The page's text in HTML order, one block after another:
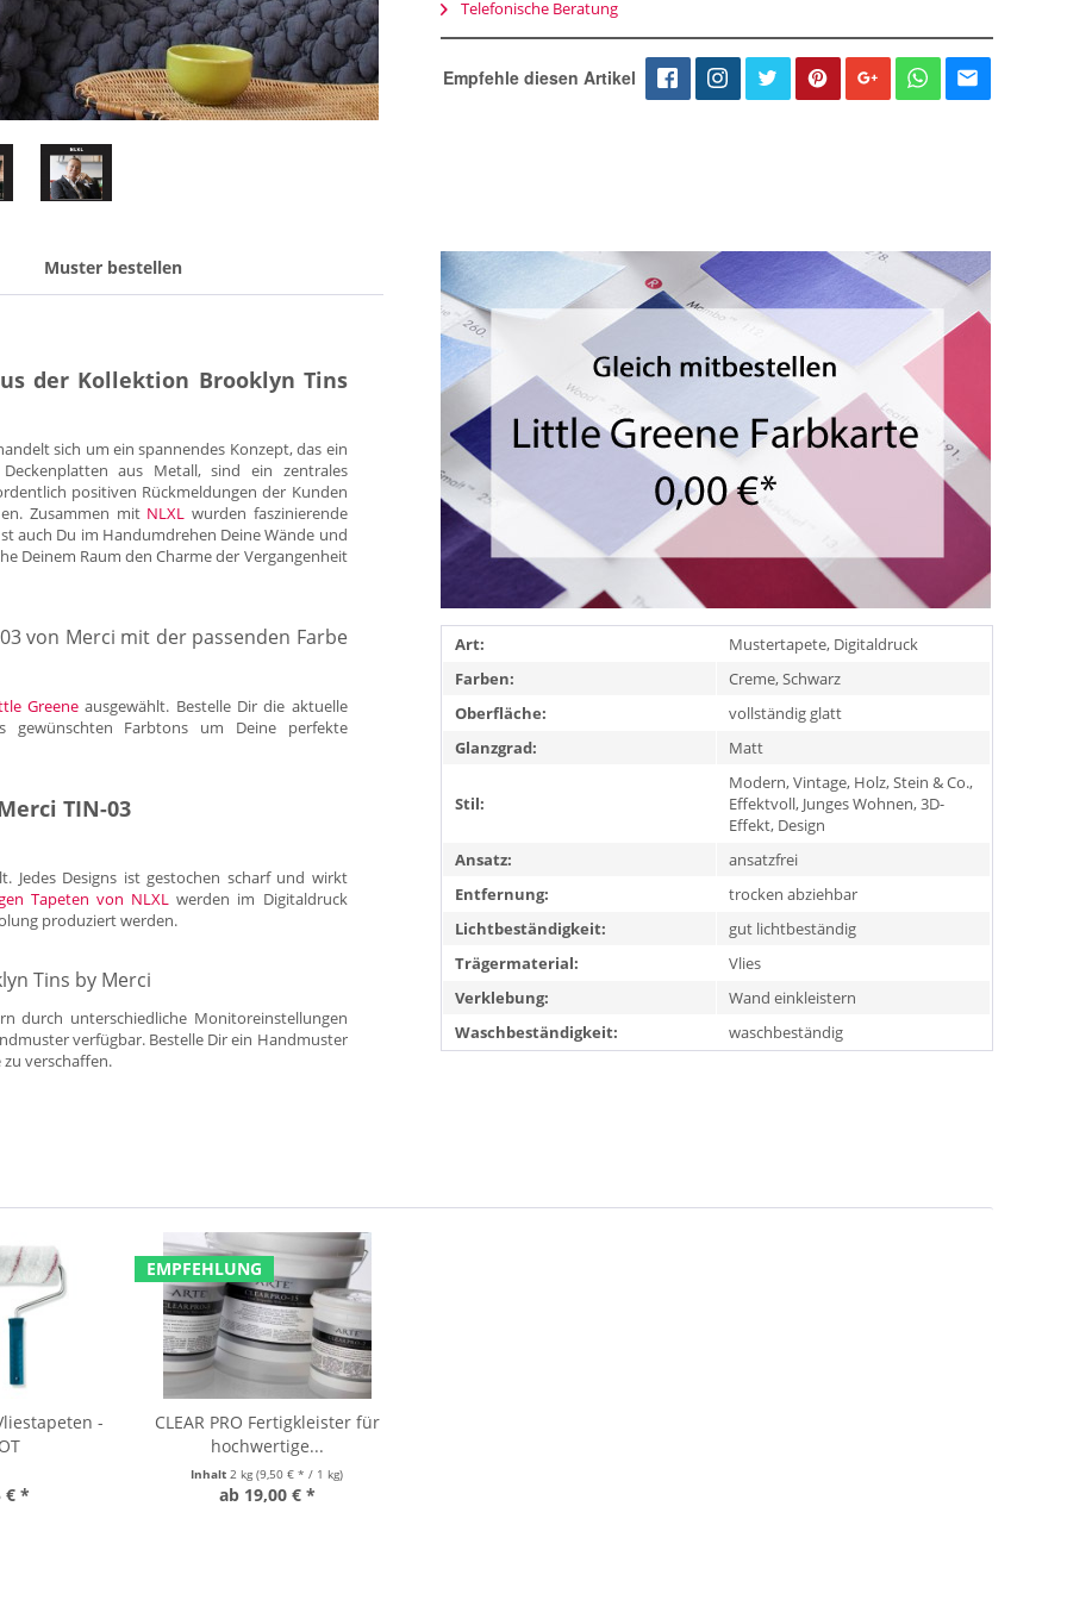
Telefonische Beratung
Empfehle diesen Artikel
Art:
Mustertapete, Digitaldruck
Farben:
Creme, Schwarz
Oberfläche:
vollständig glatt
Glanzgrad:
Matt
Stil:
Modern, Vintage, Holz, Stein & Co.,
Effektvoll, Junges Wohnen, 3D-
Effekt, Design
Ansatz:
ansatzfrei
Entfernung:
trocken abziehbar
Lichtbeständigkeit:
gut lichtbeständig
Trägermaterial:
Vlies
Verklebung:
Wand einkleistern
Waschbeständigkeit:
waschbeständig
Muster bestellen
der Kollektion Brooklyn Tins
sich um ein spannendes Konzept, das ein
aus Metall, sind ein zentrales
positiven Rückmeldungen der Kunden
Zusammen mit NLXL wurden faszinierende
auch Du im Handumdrehen Deine Wände und
Deinem Raum den Charme der Vergangenheit
von Merci mit der passenden Farbe
Greene ausgewählt. Bestelle Dir die aktuelle
Farbtons um Deine perfekte
TIN-03
Jedes Designs ist gestochen scharf und wirkt
Tapeten von NLXL werden im Digitaldruck
produziert werden.
Tins by Merci
durch unterschiedliche Monitoreinstellungen
verfügbar. Bestelle Dir ein Handmuster
verschaffen.
-
€ *
EMPFEHLUNG
CLEAR PRO Fertigkleister für
hochwertige...
Inhalt 2 kg (9,50 € * / 1 kg)
ab 19,00 € *